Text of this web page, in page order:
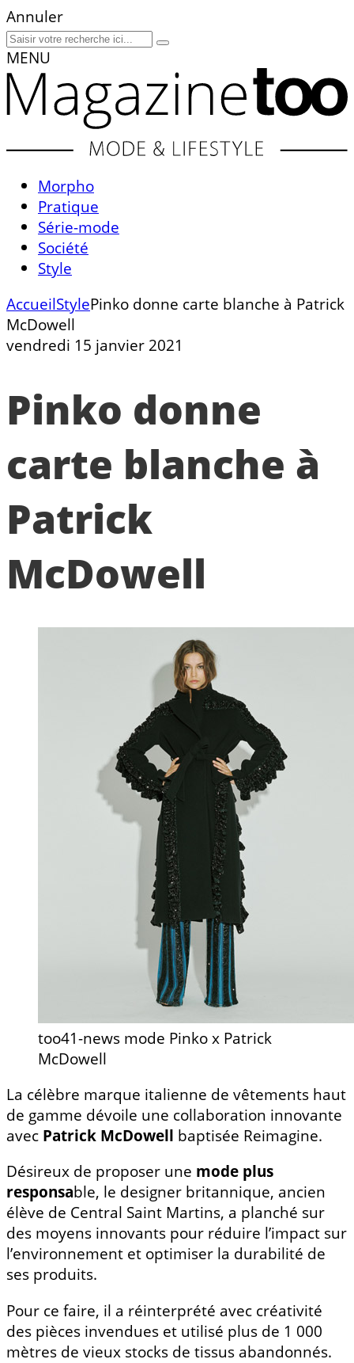
Annuler
MENU
Morpho
Pratique
Série-mode
Société
Style
AccueilStylePinko donne carte blanche à Patrick
McDowell
vendredi 15 janvier 2021
Pinko donne
carte blanche à
Patrick
McDowell
too41-news mode Pinko x Patrick
McDowell
La célèbre marque italienne de vêtements haut
de gamme dévoile une collaboration innovante
avec Patrick McDowell baptisée Reimagine.
Désireux de proposer une mode plus
responsable, le designer britannique, ancien
élève de Central Saint Martins, a planché sur
des moyens innovants pour réduire l’impact sur
l’environnement et optimiser la durabilité de
ses produits.
Pour ce faire, il a réinterprété avec créativité
des pièces invendues et utilisé plus de 1 000
mètres de vieux stocks de tissus abandonnés.